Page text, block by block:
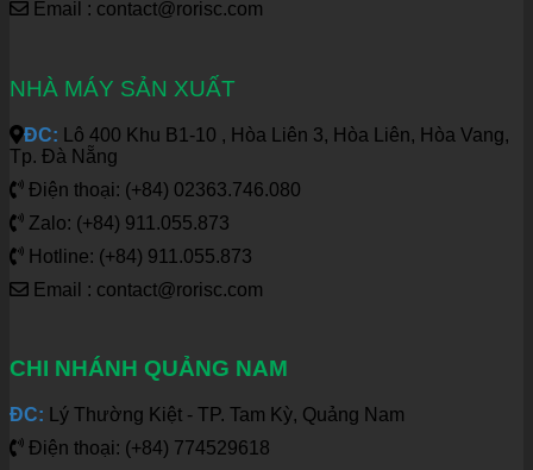
Email : contact@rorisc.com
NHÀ MÁY SẢN XUẤT
ĐC: Lô 400 Khu B1-10 , Hòa Liên 3, Hòa Liên, Hòa Vang,
Tp. Đà Nẵng
Điện thoại: (+84) 02363.746.080
Zalo: (+84) 911.055.873
Hotline: (+84) 911.055.873
Email : contact@rorisc.com
CHI NHÁNH QUẢNG NAM
ĐC: Lý Thường Kiệt - TP. Tam Kỳ, Quảng Nam
Điện thoại: (+84) 774529618